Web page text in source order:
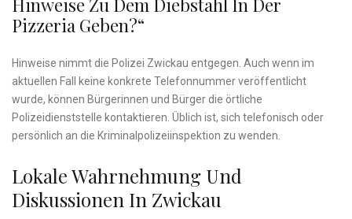
Hinweise Zu Dem Diebstahl In Der
Pizzeria Geben?“
Hinweise nimmt die Polizei Zwickau entgegen. Auch wenn im
aktuellen Fall keine konkrete Telefonnummer veröffentlicht
wurde, können Bürgerinnen und Bürger die örtliche
Polizeidienststelle kontaktieren. Üblich ist, sich telefonisch oder
persönlich an die Kriminalpolizeiinspektion zu wenden.
Lokale Wahrnehmung Und
Diskussionen In Zwickau